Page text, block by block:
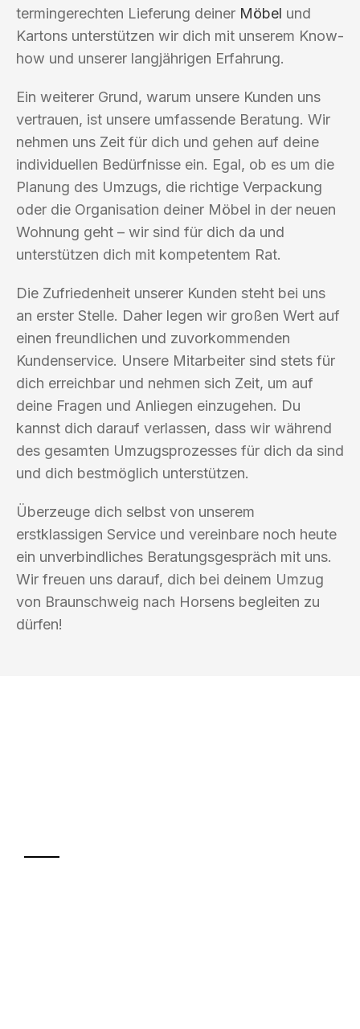
termingerechten Lieferung deiner Möbel und
Kartons unterstützen wir dich mit unserem Know-
how und unserer langjährigen Erfahrung.
Ein weiterer Grund, warum unsere Kunden uns
vertrauen, ist unsere umfassende Beratung. Wir
nehmen uns Zeit für dich und gehen auf deine
individuellen Bedürfnisse ein. Egal, ob es um die
Planung des Umzugs, die richtige Verpackung
oder die Organisation deiner Möbel in der neuen
Wohnung geht – wir sind für dich da und
unterstützen dich mit kompetentem Rat.
Die Zufriedenheit unserer Kunden steht bei uns
an erster Stelle. Daher legen wir großen Wert auf
einen freundlichen und zuvorkommenden
Kundenservice. Unsere Mitarbeiter sind stets für
dich erreichbar und nehmen sich Zeit, um auf
deine Fragen und Anliegen einzugehen. Du
kannst dich darauf verlassen, dass wir während
des gesamten Umzugsprozesses für dich da sind
und dich bestmöglich unterstützen.
Überzeuge dich selbst von unserem
erstklassigen Service und vereinbare noch heute
ein unverbindliches Beratungsgespräch mit uns.
Wir freuen uns darauf, dich bei deinem Umzug
von Braunschweig nach Horsens begleiten zu
dürfen!